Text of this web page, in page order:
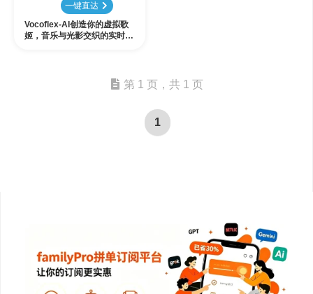
一键直达
Vocoflex-AI创造你的虚拟歌
姬，音乐与光影交织的实时歌
第 1 页，共 1 页
1